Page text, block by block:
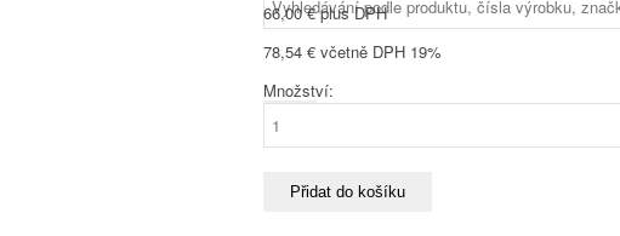
66,00€plus DPH
78,54 € včetně DPH 19%
Množství:
6413Přidat do košíku